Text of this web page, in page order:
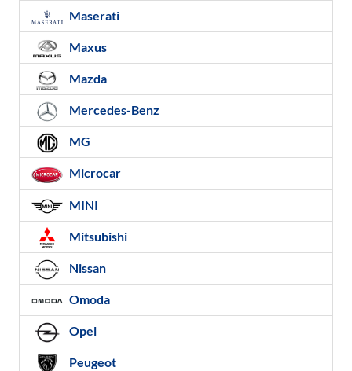
Maserati
Maxus
Mazda
Mercedes-Benz
MG
Microcar
MINI
Mitsubishi
Nissan
Omoda
Opel
Peugeot